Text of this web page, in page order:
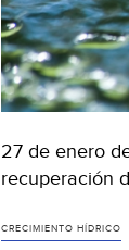
27 de enero
recuperación
CRECIMIENTO HÍDRICO